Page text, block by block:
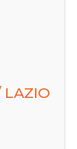
LAZIO